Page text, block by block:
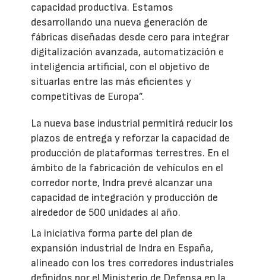
capacidad productiva. Estamos
desarrollando una nueva generación de
fábricas diseñadas desde cero para integrar
digitalización avanzada, automatización e
inteligencia artificial, con el objetivo de
situarlas entre las más eficientes y
competitivas de Europa”.
La nueva base industrial permitirá reducir los
plazos de entrega y reforzar la capacidad de
producción de plataformas terrestres. En el
ámbito de la fabricación de vehículos en el
corredor norte, Indra prevé alcanzar una
capacidad de integración y producción de
alrededor de 500 unidades al año.
La iniciativa forma parte del plan de
expansión industrial de Indra en España,
alineado con los tres corredores industriales